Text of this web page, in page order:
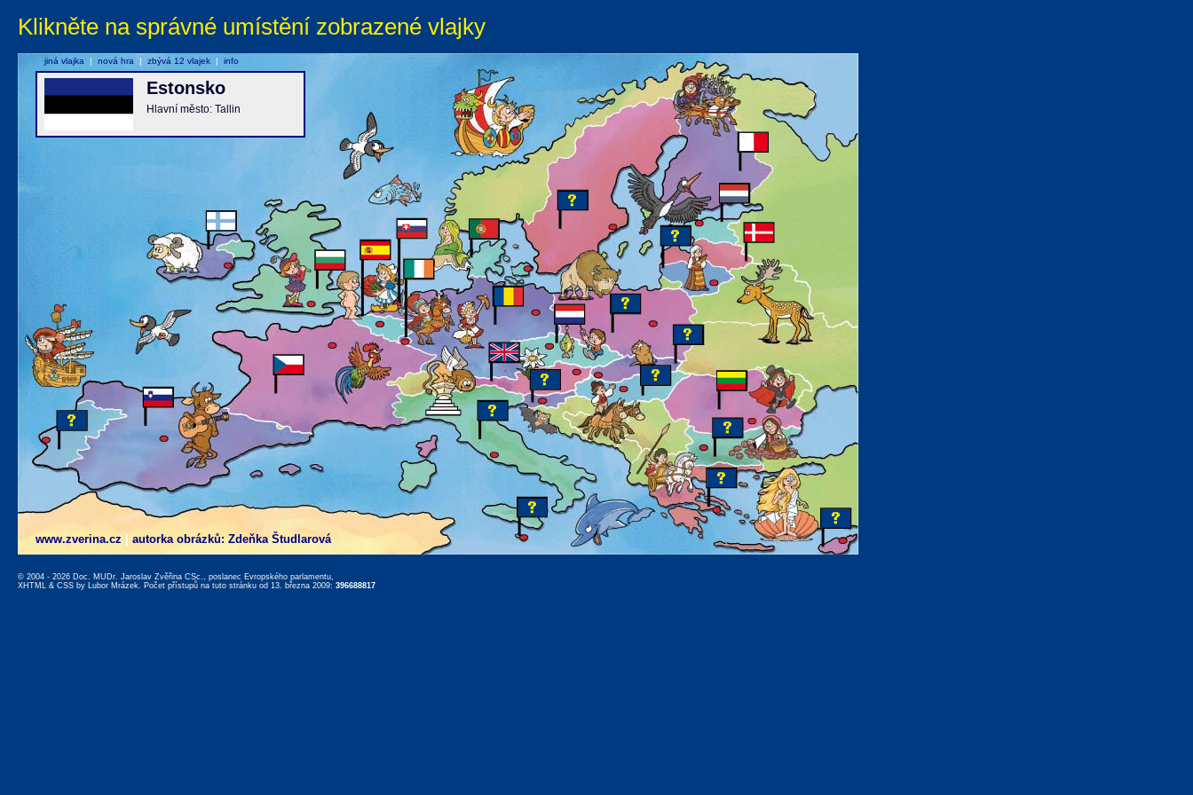
Klikněte na správné umístění zobrazené vlajky
www.zverina.cz autorka obrázků: Zdeňka Študlarová
Estonsko
Hlavní město: Tallin
jiná vlajka | nová hra | zbývá 12 vlajek | info
© 2004 - 2026 Doc. MUDr. Jaroslav Zvěřina CSc., poslanec Evropského parlamentu,
XHTML & CSS by Lubor Mrázek. Počet přístupů na tuto stránku od 13. března 2009: 396688817